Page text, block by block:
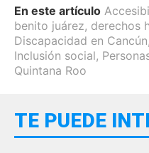
En este artículo
benito juárez, derechos
Discapacidad en Cancún,
Inclusión social,
Quintana Roo
TE PUEDE